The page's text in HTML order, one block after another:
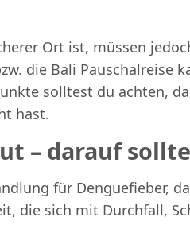
Ort ist, müssen
die Bali Pauschalreise
solltest du achten,
hast.
– darauf
für Denguefieber,
die sich mit Durchfall,